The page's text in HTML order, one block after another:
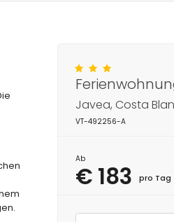
Javea, Costa
VT-492256-A
Ab
€ 183 pro Tag